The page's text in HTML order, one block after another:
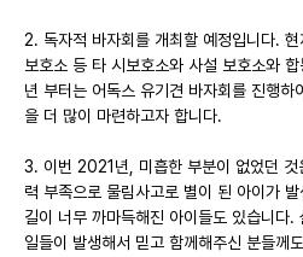
2. 독자적 바자회를 개최할 예정입니다.
보호소 등 타 시보호소와 사설 보호소와
년 부터는 어독스 유기견 바자회를 진행
을 더 많이 마련하고자 합니다.
3. 이번 2021년, 미흡한 부분이 없었던 것
력 부족으로 물림사고로 별이 된 아이가
길이 너무 까마득해진 아이들도 있습니다.
일들이 발생해서 믿고 함께해주신 분들께